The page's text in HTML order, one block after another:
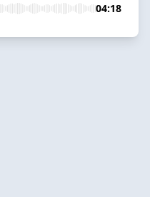
04:18